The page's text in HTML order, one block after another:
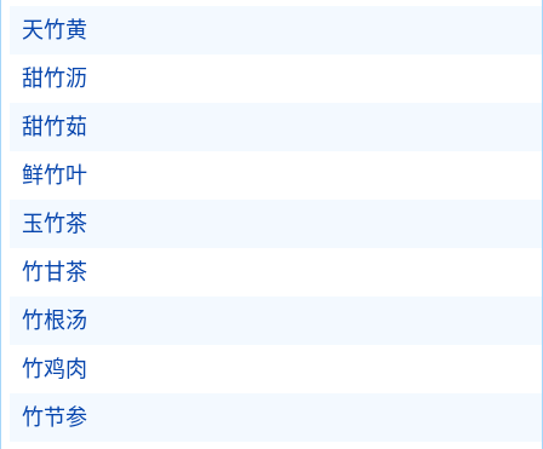
天竹黄
甜竹沥
甜竹茹
鲜竹叶
玉竹茶
竹甘茶
竹根汤
竹鸡肉
竹节参